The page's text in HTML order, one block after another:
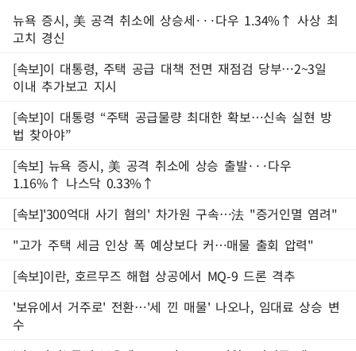
뉴욕 증시, 美 공격 취소에 상승세···다우 1.34%↑ 사상 최
고치 경신
[속보]이 대통령, 주택 공급 대책 전면 재점검 당부…2~3일
이내 추가보고 지시
[속보]이 대통령 “주택 공급물량 최대한 확보…신속 실현 방
법 찾아야”
[속보] 뉴욕 증시, 美 공격 취소에 상승 출발···다우
1.16%↑ 나스닥 0.33%↑
[속보]'300억대 사기 혐의' 차가원 구속…法 "증거인멸 염려"
"고가 주택 세금 인상 폭 예상보다 커…매물 출회 압력"
[속보]이란, 호르무즈 해협 상공에서 MQ-9 드론 격추
'보유에서 거주로' 전환…'세 낀 매물' 나오나, 임대료 상승 변
수